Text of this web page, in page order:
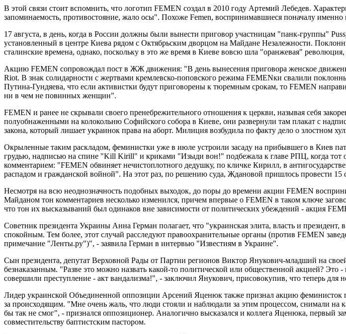
В этой связи стоит вспомнить, что логотип FEMEN создал в 2010 году Артемий Лебедев.
запоминаемость, противостояние, жало осы". Похоже Femen, воспринимавшиеся поначалу
17 августа, в день, когда в России должны были вынести приговор участницам "панк-группы"
установленный в центре Киева рядом с Октябрьским дворцом на Майдане Незалежности.
сталинские времена, однако, поскольку в это же время в Киеве вовсю шла "оранжевая"
Акцию FEMEN сопровождал пост в ЖЖ движения: "В день вынесения приговора женское
Riot. В знак солидарности с жертвами кремлевско-поповского режима FEMENки свалили
Путина-Гундяева, что если активистки будут приговорены к тюремным срокам, то FEMEN
ни в чем не повинных женщин".
FEMEN и ранее не скрывали своего пренебрежительного отношения к церкви, называя себя
полуобнаженными на колокольню Софийского собора в Киеве, они развернули там плакат с
закона, который лишает украинок права на аборт. Милиция возбудила по факту дело о злостном
Окрыленные таким раскладом, феминистки уже в июле устроили засаду на прибывшего в Киев
грудью, надписью на спине "Kill Kirill" и криками "Изыди вон!" подбежала к главе РПЦ, когда
комментарием: "FEMEN обвиняет нечистоплотного дедушку, по кличке Кирилл, в
распадом и гражданской войной". На этот раз, по решению суда, Ждановой пришлось провести 15
Несмотря на всю неоднозначность подобных выходок, до поры до времени акции FEMEN
Майданом тон комментариев несколько изменился, причем впервые о FEMEN в таком ключе
что тон их высказываний был одинаков вне зависимости от политических убеждений - акция
Советник президента Украины Анна Герман полагает, что "украинская элита, власть и
спокойным. Тем более, этот случай расследуют правоохранительные органы (против FEMEN
примечание "Ленты.ру")", - заявила Герман в интервью "Известиям в Украине".
Сын президента, депутат Верховной Рады от Партии регионов Виктор Янукович-младший на
безнаказанным. "Разве это можно назвать какой-то политической или общественной акцией?
совершили преступление - акт вандализма!", - заключил Янукович, присовокупив, что теперь для
Лидер украинской Объединенной оппозиции Арсений Яценюк также признал акцию феминисток
за происходящим. "Мне очень жаль, что люди стояли и наблюдали за этим процессом, снимали
бы так не смог", - признался оппозиционер. Аналогично высказался и коллега Яценюка,
совместительству баптистским пастором.